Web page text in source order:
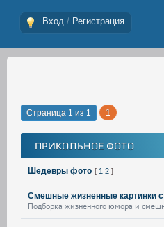
Вход / Регистрация
Страница 1 из 1 1
ПРИКОЛЬНОЕ ФОТО
Шедевры фото [ 1 2 ]
Смешные жизненные картинки
Подборка жизненного юмора и